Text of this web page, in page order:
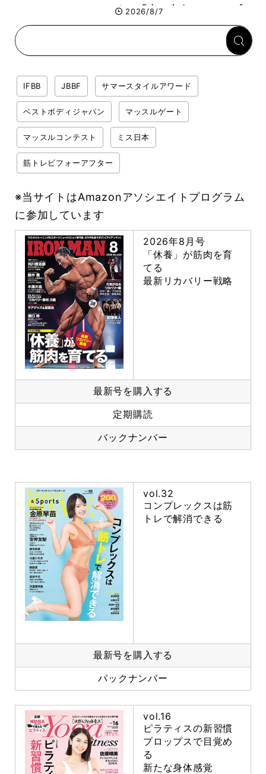
する「米＋牛肉」のシンプル
回復メシとは？
2026/8/7
IFBB JBBF サマースタイルアワード
ベストボディジャパン マッスルゲート
マッスルコンテスト ミス日本
筋トレビフォーアフター
※当サイトはAmazonアソシエイトプログラム
に参加しています
2026年8月号
「休養」が筋肉を育
てる
最新リカバリー戦略
最新号を購入する
定期購読
バックナンバー
vol.32
コンプレックスは筋
トレで解消できる
最新号を購入する
バックナンバー
vol.16
ピラティスの新習慣
プロップスで目覚め
る
新たな身体感覚